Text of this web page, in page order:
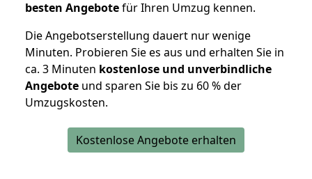
besten Angebotefür Ihren Umzug kennen.
Die Angebotserstellung dauert nur wenige
Minuten. Probieren Sie es aus und erhalten Sie in
ca. 3 Minuten kostenlose und unverbindliche
Angebote und sparen Sie bis zu 60 % der
Umzugskosten.
Kostenlose Angebote erhalten